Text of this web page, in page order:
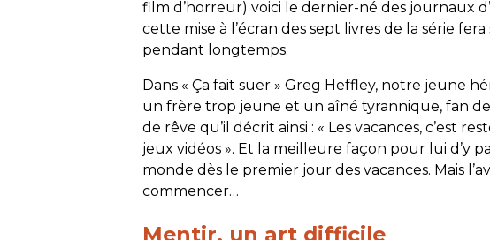
film d’horreur) voici le dernier-né des journaux
cette mise à l’écran des sept livres de la série
pendant longtemps.
Dans « Ça fait suer » Greg Heffley, notre jeune
un frère trop jeune et un aîné tyrannique, fan
de rêve qu’il décrit ainsi : « Les vacances, c’est
jeux vidéos ». Et la meilleure façon pour lui d’y
monde dès le premier jour des vacances. Mais
commencer…
Mentir, un art difficile